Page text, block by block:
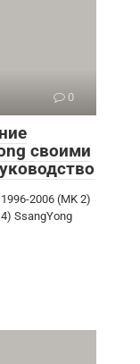
0
своими
2006 (MK 2)
SsangYong